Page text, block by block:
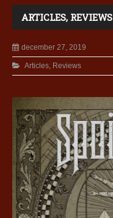
ARTICLES, REVIEWS
december 27, 2019
Articles, Reviews